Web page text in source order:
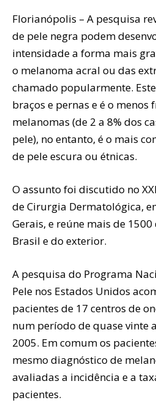
Florianópolis – A pesquisa
de pele negra podem
intensidade a forma mais
o melanoma acral ou das
chamado popularmente.
braços e pernas e é o menos
melanomas (de 2 a 8% dos
pele), no entanto, é o mais
de pele escura ou étnicas.
O assunto foi discutido no
de Cirurgia Dermatológica,
Gerais, e reúne mais de
Brasil e do exterior.
A pesquisa do Programa
Pele nos Estados Unidos
pacientes de 17 centros de
num período de quase vinte
2005. Em comum os
mesmo diagnóstico de
avaliadas a incidência e a
pacientes.